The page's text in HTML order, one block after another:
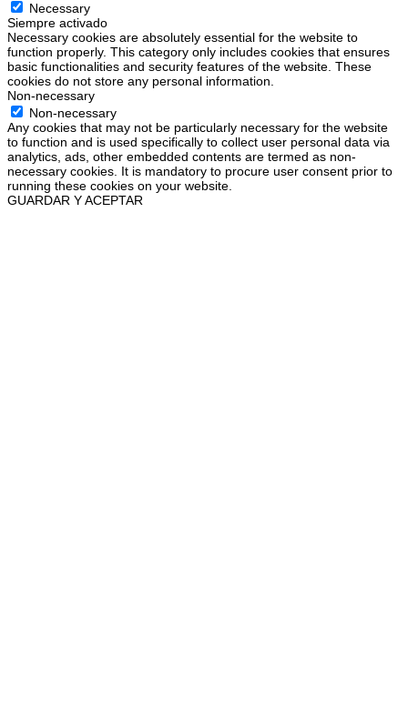
Necessary
Siempre activado
Necessary cookies are absolutely essential for the website to
function properly. This category only includes cookies that ensures
basic functionalities and security features of the website. These
cookies do not store any personal information.
Non-necessary
Non-necessary
Any cookies that may not be particularly necessary for the website
to function and is used specifically to collect user personal data via
analytics, ads, other embedded contents are termed as non-
necessary cookies. It is mandatory to procure user consent prior to
running these cookies on your website.
GUARDAR Y ACEPTAR